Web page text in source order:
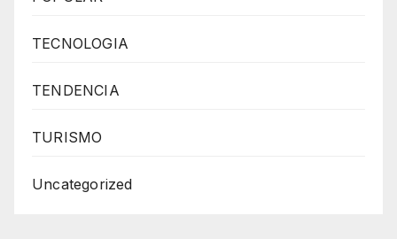
TECNOLOGIA
TENDENCIA
TURISMO
Uncategorized